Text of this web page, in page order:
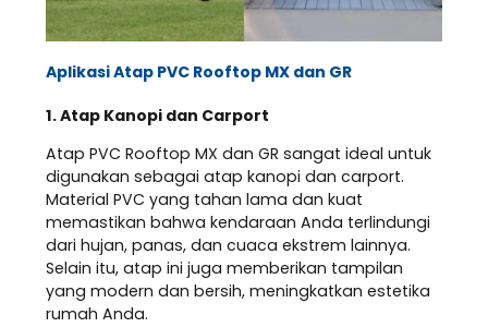
Aplikasi Atap PVC Rooftop MX dan GR
1. Atap Kanopi dan Carport
Atap PVC Rooftop MX dan GR sangat ideal untuk
digunakan sebagai atap kanopi dan carport.
Material PVC yang tahan lama dan kuat
memastikan bahwa kendaraan Anda terlindungi
dari hujan, panas, dan cuaca ekstrem lainnya.
Selain itu, atap ini juga memberikan tampilan
yang modern dan bersih, meningkatkan estetika
rumah Anda.